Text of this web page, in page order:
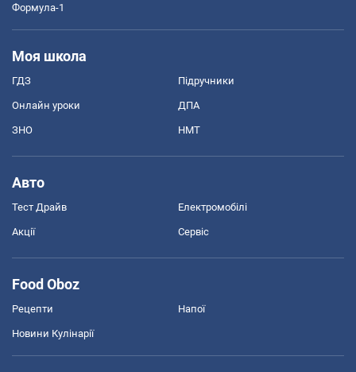
Формула-1
Моя школа
ГДЗ Підручники
Онлайн уроки ДПА
ЗНО НМТ
Авто
Тест Драйв Електромобілі
Акції Сервіс
Food Oboz
Рецепти Напої
Новини Кулінарії